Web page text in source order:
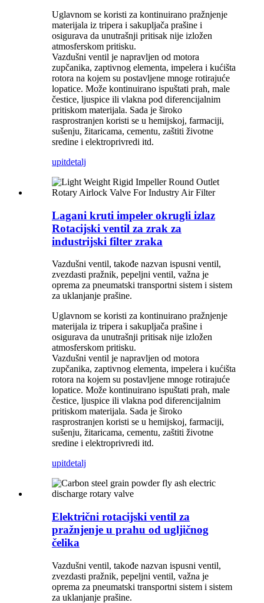
Uglavnom se koristi za kontinuirano pražnjenje
materijala iz tripera i sakupljača prašine i
osigurava da unutrašnji pritisak nije izložen
atmosferskom pritisku.
Vazdušni ventil je napravljen od motora
zupčanika, zaptivnog elementa, impelera i kućišta
rotora na kojem su postavljene mnoge rotirajuće
lopatice. Može kontinuirano ispuštati prah, male
čestice, ljuspice ili vlakna pod diferencijalnim
pritiskom materijala. Sada je široko
rasprostranjen koristi se u hemijskoj, farmaciji,
sušenju, žitaricama, cementu, zaštiti životne
sredine i elektroprivredi itd.
upitdetalj
Lagani kruti impeler okrugli izlaz
Rotacijski ventil za zrak za
industrijski filter zraka
Vazdušni ventil, takođe nazvan ispusni ventil,
zvezdasti pražnik, pepeljni ventil, važna je
oprema za pneumatski transportni sistem i sistem
za uklanjanje prašine.
Uglavnom se koristi za kontinuirano pražnjenje
materijala iz tripera i sakupljača prašine i
osigurava da unutrašnji pritisak nije izložen
atmosferskom pritisku.
Vazdušni ventil je napravljen od motora
zupčanika, zaptivnog elementa, impelera i kućišta
rotora na kojem su postavljene mnoge rotirajuće
lopatice. Može kontinuirano ispuštati prah, male
čestice, ljuspice ili vlakna pod diferencijalnim
pritiskom materijala. Sada je široko
rasprostranjen koristi se u hemijskoj, farmaciji,
sušenju, žitaricama, cementu, zaštiti životne
sredine i elektroprivredi itd.
upitdetalj
Električni rotacijski ventil za
pražnjenje u prahu od ugljičnog
čelika
Vazdušni ventil, takođe nazvan ispusni ventil,
zvezdasti pražnik, pepeljni ventil, važna je
oprema za pneumatski transportni sistem i sistem
za uklanjanje prašine.